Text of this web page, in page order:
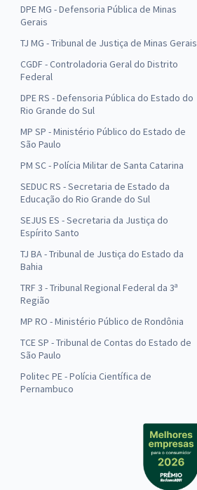
DPE MG - Defensoria Pública de Minas
Gerais
TJ MG - Tribunal de Justiça de Minas Gerais
CGDF - Controladoria Geral do Distrito
Federal
DPE RS - Defensoria Pública do Estado do
Rio Grande do Sul
MP SP - Ministério Público do Estado de
São Paulo
PM SC - Polícia Militar de Santa Catarina
SEDUC RS - Secretaria de Estado da
Educação do Rio Grande do Sul
SEJUS ES - Secretaria da Justiça do
Espírito Santo
TJ BA - Tribunal de Justiça do Estado da
Bahia
TRF 3 - Tribunal Regional Federal da 3ª
Região
MP RO - Ministério Público de Rondônia
TCE SP - Tribunal de Contas do Estado de
São Paulo
Politec PE - Polícia Científica de
Pernambuco